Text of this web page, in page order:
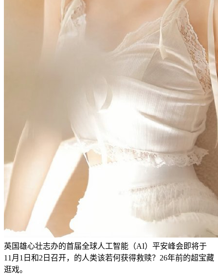
英国雄心壮志办的首届全球人工智能（AI）平安峰会即将于
11月1日和2日召开，的人类该若何获得救赎？26年前的超宝藏
逛戏。